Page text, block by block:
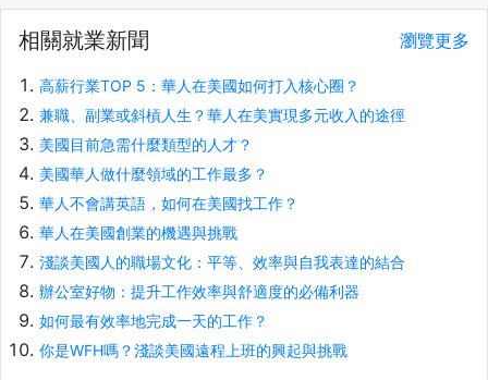
相關就業新聞 瀏覽更多
高薪行業TOP 5：華人在美國如何打入核心圈？
兼職、副業或斜槓人生？華人在美實現多元收入的途徑
美國目前急需什麼類型的人才？
美國華人做什麼領域的工作最多？
華人不會講英語，如何在美國找工作？
華人在美國創業的機遇與挑戰
淺談美國人的職場文化：平等、效率與自我表達的結合
辦公室好物：提升工作效率與舒適度的必備利器
如何最有效率地完成一天的工作？
你是WFH嗎？淺談美國遠程上班的興起與挑戰